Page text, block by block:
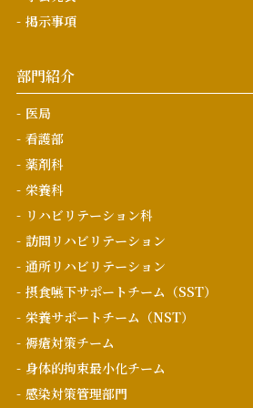
掲示事項
部門紹介
医局
看護部
薬剤科
栄養科
リハビリテーション科
訪問リハビリテーション
通所リハビリテーション
摂食嚥下サポートチーム（SST）
栄養サポートチーム（NST）
褥瘡対策チーム
身体的拘束最小化チーム
感染対策管理部門